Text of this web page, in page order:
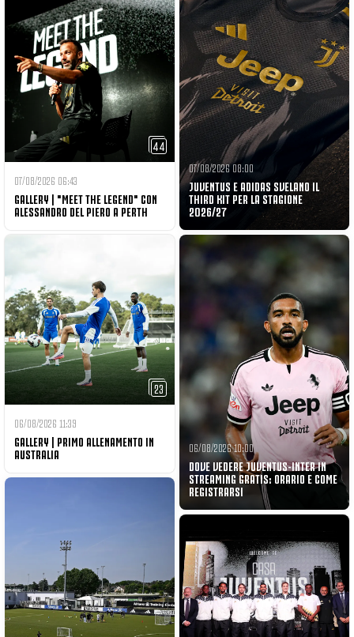
07/08/2026 08:00
JUVENTUS E ADIDAS SVELANO IL
THIRD KIT PER LA STAGIONE
2026/27
44
07/08/2026 06:43
GALLERY | "MEET THE LEGEND" CON
ALESSANDRO DEL PIERO A PERTH
23
06/08/2026 11:39
GALLERY | PRIMO ALLENAMENTO IN
AUSTRALIA
06/08/2026 10:00
DOVE VEDERE JUVENTUS-INTER IN
STREAMING GRATIS: ORARIO E COME
REGISTRARSI